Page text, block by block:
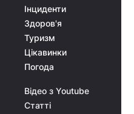
Інциденти
Здоров'я
Туризм
Цікавинки
Погода
Відео з Youtube
Статті